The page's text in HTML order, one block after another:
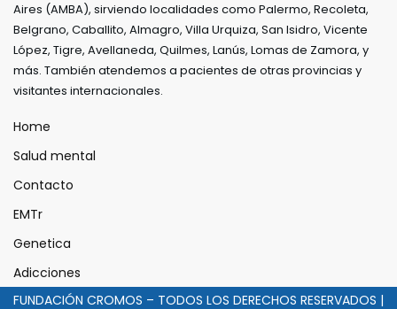
Aires (AMBA), sirviendo localidades como Palermo, Recoleta,
Belgrano, Caballito, Almagro, Villa Urquiza, San Isidro, Vicente
López, Tigre, Avellaneda, Quilmes, Lanús, Lomas de Zamora, y
más. También atendemos a pacientes de otras provincias y
visitantes internacionales.
Home
Salud mental
Contacto
EMTr
Genetica
Adicciones
FUNDACIÓN CROMOS – TODOS LOS DERECHOS RESERVADOS |